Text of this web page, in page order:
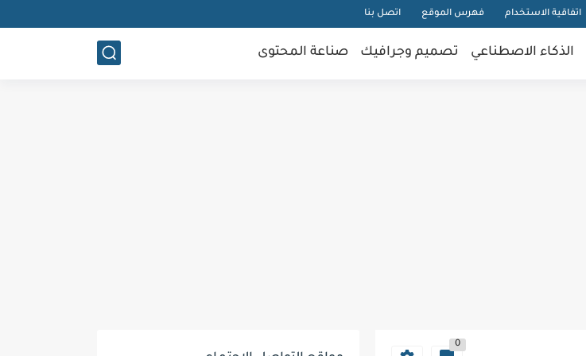
اتفاقية الاستخدام فهرس الموقع اتصل بنا
الذكاء الاصطناعي تصميم وجرافيك صناعة المحتوى
0